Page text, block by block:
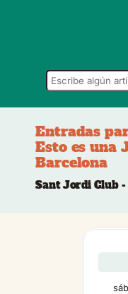
Entradas
Esto es una
Barcelona
Sant Jordi Club